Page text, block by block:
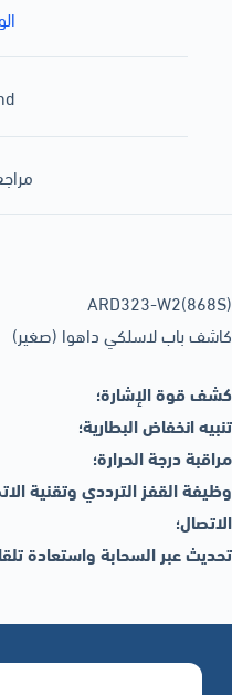
ARD323-W2(868S)
كاشف باب لاسلكي داهوا (صغير)
كشف قوة الإشارة؛
تنبيه انخفاض البطارية؛
مراقبة درجة الحرارة؛
وظيفة القفز الترددي وتقنية
الاتصال؛
تحديث عبر السحابة واستعادة